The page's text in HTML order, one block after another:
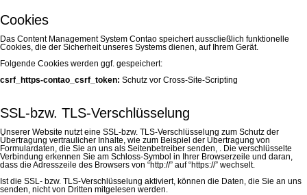
Cookies
Das Content Management System Contao speichert ausscließlich funktionelle
Cookies, die der Sicherheit unseres Systems dienen, auf Ihrem Gerät.
Folgende Cookies werden ggf. gespeichert:
csrf_https-contao_csrf_token: Schutz vor Cross-Site-Scripting
SSL-bzw. TLS-Verschlüsselung
Unserer Website nutzt eine SSL-bzw. TLS-Verschlüsselung zum Schutz der
Übertragung vertraulicher Inhalte, wie zum Beispiel der Übertragung von
Formulardaten, die Sie an uns als Seitenbetreiber senden, . Die verschlüsselte
Verbindung erkennen Sie am Schloss-Symbol in Ihrer Browserzeile und daran,
dass die Adresszeile des Browsers von “http://” auf “https://” wechselt.
Ist die SSL- bzw. TLS-Verschlüsselung aktiviert, können die Daten, die Sie an uns
senden, nicht von Dritten mitgelesen werden.